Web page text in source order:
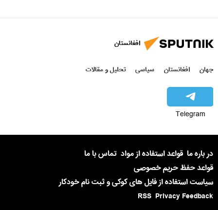
افغانستان
جهان افغانستان سیاسی تحلیل و مقالات
Telegram
در باره ما قواعد استفاده از مواد تماس با ما
قواعد حفظ حریم خصوصی
سیاست استفاده از فایل های کوکی و ثبت نام خودکار
Privacy Feedback
RSS